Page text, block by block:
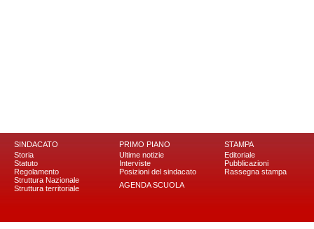
SINDACATO
Storia
Statuto
Regolamento
Struttura Nazionale
Struttura territoriale
PRIMO PIANO
Ultime notizie
Interviste
Posizioni del sindacato
AGENDA SCUOLA
STAMPA
Editoriale
Pubblicazioni
Rassegna stampa